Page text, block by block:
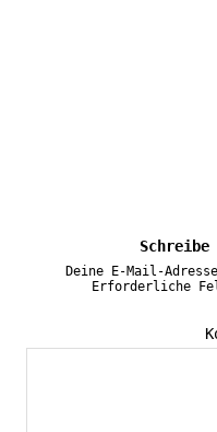
Schreibe
Deine E-Mail-
Erforderliche